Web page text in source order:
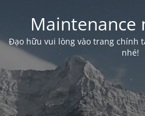
Maintenance
Đạo hữu vui lòng vào trang chính
nhé!